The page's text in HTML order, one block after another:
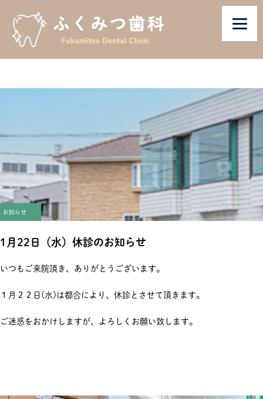
お知らせ
1月22日（水）休診のお知らせ
いつもご来院頂き、ありがとうございます。
１月２２日(水)は都合により、休診とさせて頂きます。
ご迷惑をおかけしますが、よろしくお願い致します。